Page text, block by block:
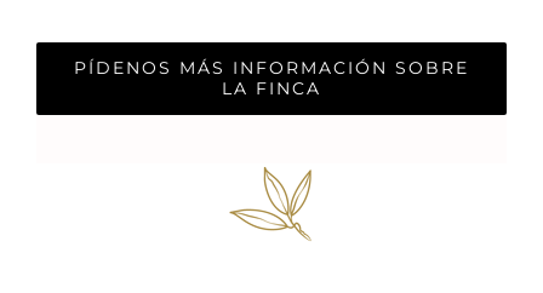
PÍDENOS MÁS INFORMACIÓN SOBRE
LA FINCA